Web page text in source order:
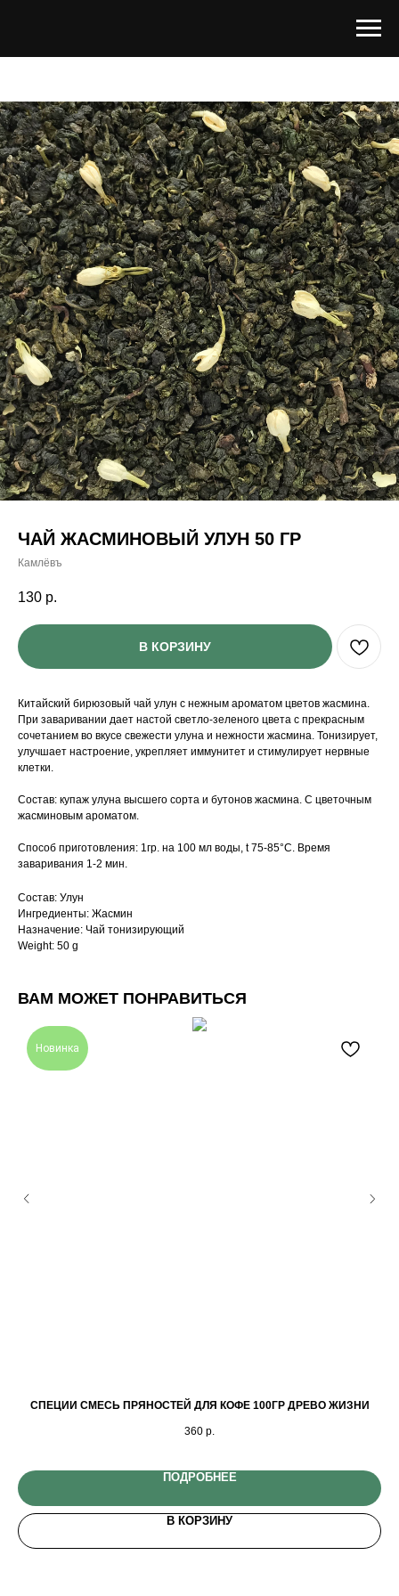
ЧАЙ ЖАСМИНОВЫЙ УЛУН 50 ГР
Камлёвъ
130 р.
В КОРЗИНУ
Китайский бирюзовый чай улун с нежным ароматом цветов жасмина.
При заваривании дает настой светло-зеленого цвета с прекрасным
сочетанием во вкусе свежести улуна и нежности жасмина. Тонизирует,
улучшает настроение, укрепляет иммунитет и стимулирует нервные
клетки.
Состав: купаж улуна высшего сорта и бутонов жасмина. С цветочным
жасминовым ароматом.
Способ приготовления: 1гр. на 100 мл воды, t 75-85°С. Время
заваривания 1-2 мин.
Состав: Улун
Ингредиенты: Жасмин
Назначение: Чай тонизирующий
Weight: 50 g
ВАМ МОЖЕТ ПОНРАВИТЬСЯ
Новинка
СПЕЦИИ СМЕСЬ ПРЯНОСТЕЙ ДЛЯ КОФЕ 100ГР ДРЕВО ЖИЗНИ
360 р.
ПОДРОБНЕЕ
В КОРЗИНУ